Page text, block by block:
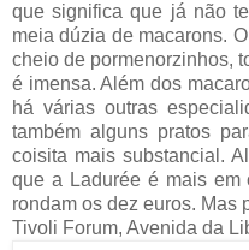
que significa que já não
meia dúzia de macarons.
cheio de pormenorzinhos,
é imensa. Além dos
há várias outras
também alguns pratos
coisita mais substancial.
que a Ladurée é mais em
rondam os dez euros. Mas
Tivoli Forum, Avenida da